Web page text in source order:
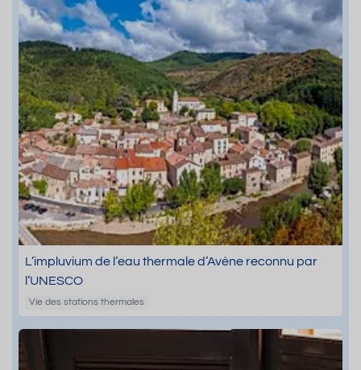
L’impluvium de l’eau thermale d’Avène reconnu par
l’UNESCO
Vie des stations thermales